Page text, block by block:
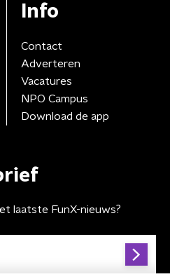
Info
Contact
Adverteren
Vacatures
NPO Campus
Download de app
laatste FunX-nieuws?